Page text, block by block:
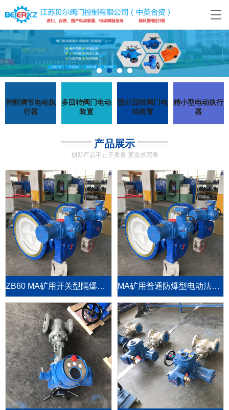
智能调节电动执
行器
多回转阀门电动
装置
部分回转阀门电
动装置
精小型电动执行
器
产品展示
创新产品不止于质量 更追求完美
ZB60 MA矿用开关型隔爆阀门电动装置 MA矿用普通防爆型电动法兰蝶阀D94F-10C-DN700